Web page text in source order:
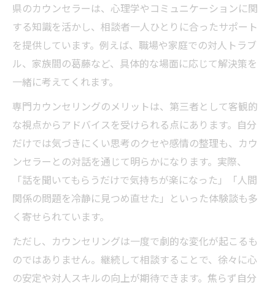
県のカウンセラーは、心理学やコミュニケーションに関
する知識を活かし、相談者一人ひとりに合ったサポート
を提供しています。例えば、職場や家庭での対人トラブ
ル、家族間の葛藤など、具体的な場面に応じて解決策を
一緒に考えてくれます。
専門カウンセリングのメリットは、第三者として客観的
な視点からアドバイスを受けられる点にあります。自分
だけでは気づきにくい思考のクセや感情の整理も、カウ
ンセラーとの対話を通じて明らかになります。実際、
「話を聞いてもらうだけで気持ちが楽になった」「人間
関係の問題を冷静に見つめ直せた」といった体験談も多
く寄せられています。
ただし、カウンセリングは一度で劇的な変化が起こるも
のではありません。継続して相談することで、徐々に心
の安定や対人スキルの向上が期待できます。焦らず自分